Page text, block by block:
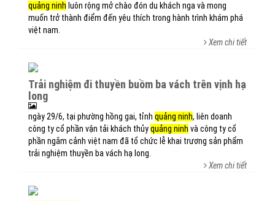
quảng ninh luôn rộng mở chào đón du khách nga và mong
muốn trở thành điểm đến yêu thích trong hành trình khám phá
việt nam.
Xem chi tiết
trải nghiệm đi thuyền buồm ba vách trên vịnh hạ
long
ngày 29/6, tại phường hồng gai, tỉnh quảng ninh, liên doanh
công ty cổ phần vận tải khách thủyquảng ninh và công ty cổ
phần ngắm cảnh việt nam đã tổ chức lễ khai trương sản phẩm
trải nghiệm thuyền ba vách hạ long.
Xem chi tiết